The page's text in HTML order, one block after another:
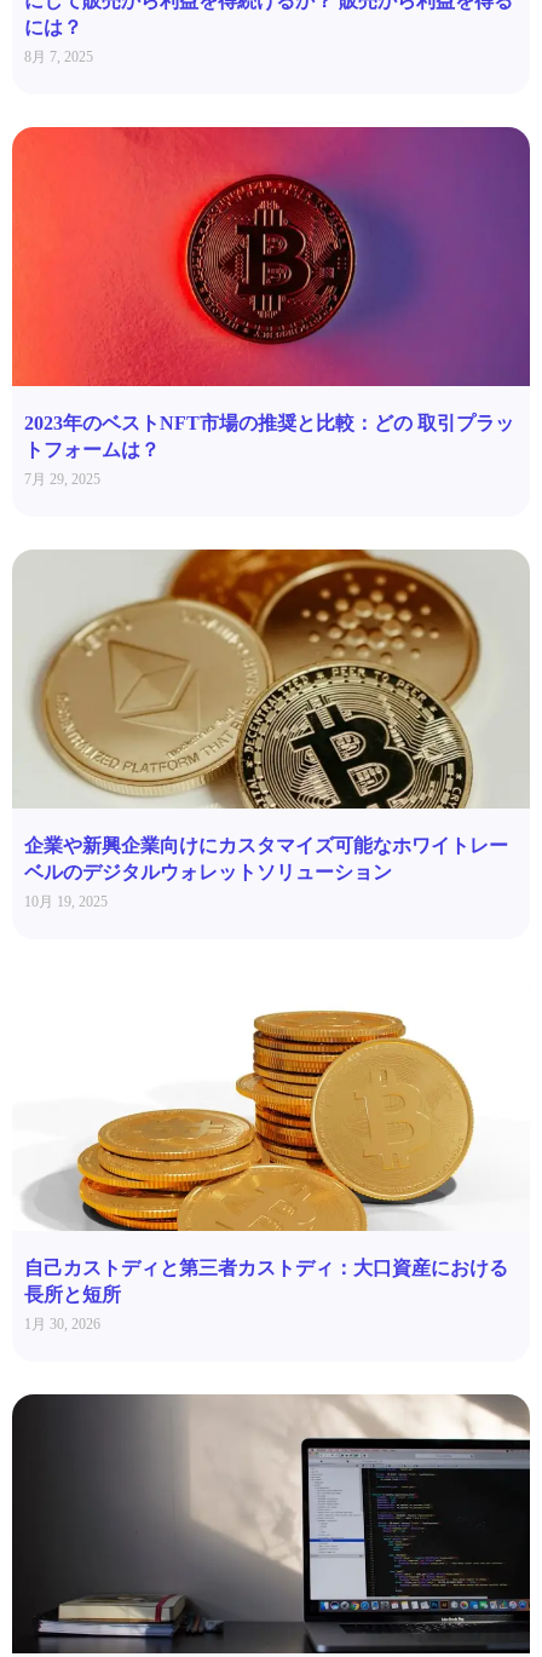
には？
8月 7, 2025
2023年のベストNFT市場の推奨と比較：どの 取引プラッ
トフォームは？
7月 29, 2025
企業や新興企業向けにカスタマイズ可能なホワイトレー
ベルのデジタルウォレットソリューション
10月 19, 2025
自己カストディと第三者カストディ：大口資産における
長所と短所
1月 30, 2026